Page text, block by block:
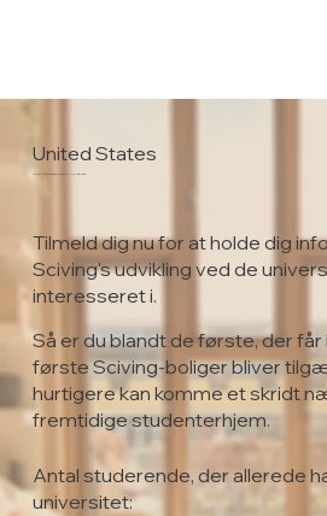
United States
California State University, Los Angeles
Tilmeld dig nu for at holde dig
Sciving's udvikling ved de
interesseret i.
Så er du blandt de første, der får
første Sciving-boliger bliver
hurtigere kan komme et skridt
fremtidige studenterhjem.
Antal studerende, der allerede
universitet: